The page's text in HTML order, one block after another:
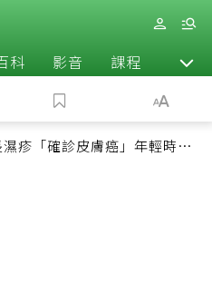
科 影音 課程 退休
疹「確診皮膚癌」年輕時一